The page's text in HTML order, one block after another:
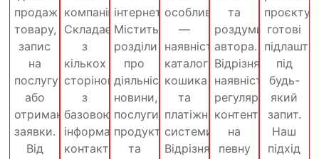
продаж
товару,
запис
на
послугу
або
отримання
заявки.
Від
компанію.
Складається
з
кількох
сторінок
з
базовою
інформацією:
контакти,
інтернеті.
Містить
розділи
про
діяльність,
новини,
послуги,
продукти
та
особливість
—
наявність
каталогу,
кошика
та
платіжної
системи.
Відрізняється
та
роздуми
автора.
Відрізняється
наявністю
регулярного
контенту
на
певну
проєкту,
готові
під
будь-
який
запит.
Наш
підхід